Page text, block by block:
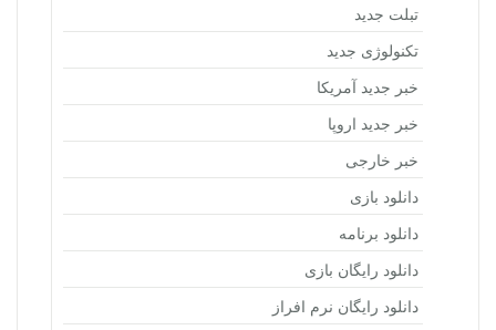
تبلت جدید
تکنولوژی جدید
خبر جدید آمریکا
خبر جدید اروپا
خبر خارجی
دانلود بازی
دانلود برنامه
دانلود رایگان بازی
دانلود رایگان نرم افراز